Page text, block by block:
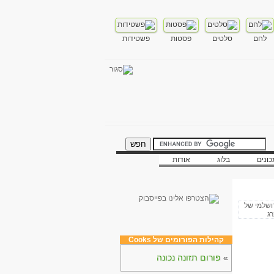
לחם סלטים פסטות פשטידות
בלוג אודות
קהילות הפורומים של Cooks
» פורום תזונה נכונה